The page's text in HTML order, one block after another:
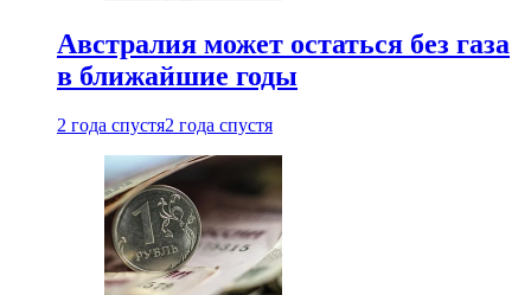
Австралия может остаться без газа
в ближайшие годы
2 года спустя2 года спустя